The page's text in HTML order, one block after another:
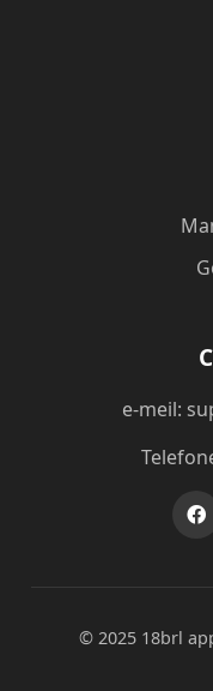
e-meil:
© 2025 18brl